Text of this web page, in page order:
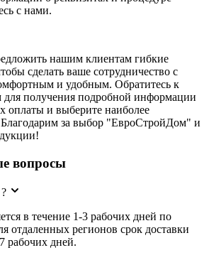
с нами.
нашим клиентам гибкие
сделать ваше сотрудничество с
и удобным. Обратитесь к
получения подробной информации
оплаты и выберите наиболее
за выбор "ЕвроСтройДом" и
вопросы
в течение 1-3 рабочих дней по
отдаленных регионов срок доставки
рабочих дней.